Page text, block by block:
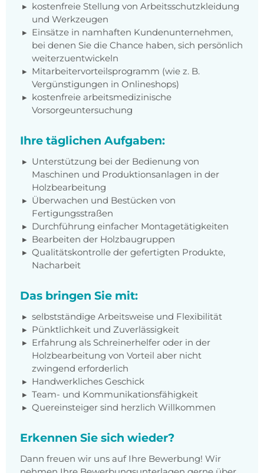
kostenfreie Stellung von Arbeitsschutzkleidung
und Werkzeugen
Einsätze in namhaften Kundenunternehmen,
bei denen Sie die Chance haben, sich persönlich
weiterzuentwickeln
Mitarbeitervorteilsprogramm (wie z. B.
Vergünstigungen in Onlineshops)
kostenfreie arbeitsmedizinische
Vorsorgeuntersuchung
Ihre täglichen Aufgaben:
Unterstützung bei der Bedienung von
Maschinen und Produktionsanlagen in der
Holzbearbeitung
Überwachen und Bestücken von
Fertigungsstraßen
Durchführung einfacher Montagetätigkeiten
Bearbeiten der Holzbaugruppen
Qualitätskontrolle der gefertigten Produkte,
Nacharbeit
Das bringen Sie mit:
selbstständige Arbeitsweise und Flexibilität
Pünktlichkeit und Zuverlässigkeit
Erfahrung als Schreinerhelfer oder in der
Holzbearbeitung von Vorteil aber nicht
zwingend erforderlich
Handwerkliches Geschick
Team- und Kommunikationsfähigkeit
Quereinsteiger sind herzlich Willkommen
Erkennen Sie sich wieder?
Dann freuen wir uns auf Ihre Bewerbung! Wir